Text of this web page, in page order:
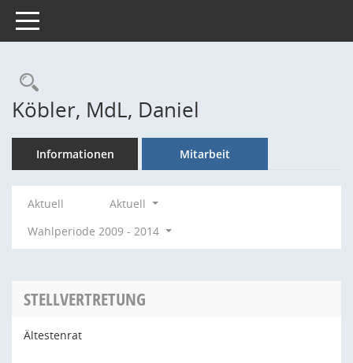
Toggle navigation
Rechercheauswahl
Köbler, MdL, Daniel
Informationen Mitarbeit
Aktuell
Aktuell
Wahlperiode 2009 - 2014
STELLVERTRETUNG
Ältestenrat